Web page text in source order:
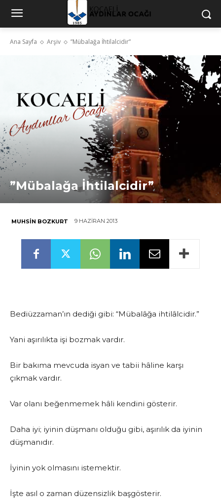
Ana Sayfa Arşiv ”Mübalağa İhtilalcidir”
”Mübalağa İhtilalcidir”
MUHSIN BOZKURT 9 HAZIRAN 2013
Bediüzzaman’ın dediği gibi: “Mübalâğa ihtilâlcidir.”
Yani aşırılıkta işi bozmak vardır.
Bir bakıma mevcuda isyan ve tabii hâline karşı
çıkmak vardır.
Var olanı beğenmemek hâli kendini gösterir.
Daha iyi; iyinin düşmanı olduğu gibi, aşırılık da iyinin
düşmanıdır.
İyinin yok olmasını istemektir.
İşte asıl o zaman düzensizlik başgösterir.